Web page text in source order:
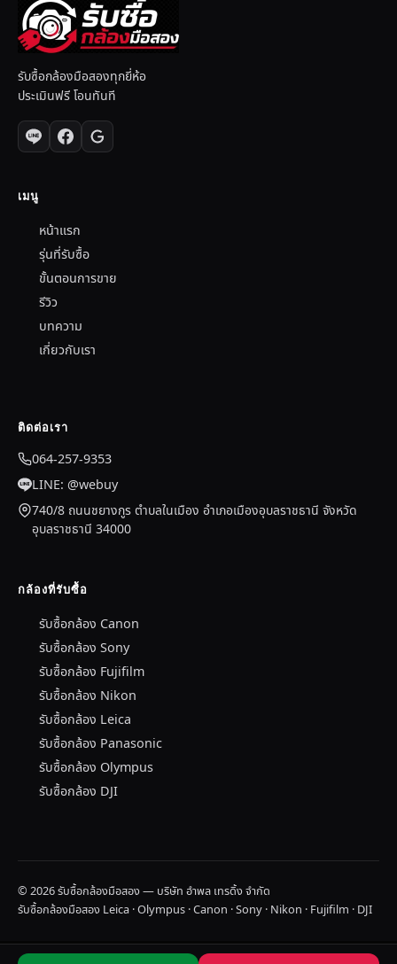
รับซื้อกล้องมือสองทุกยี่ห้อ
ประเมินฟรี โอนทันที
เมนู
หน้าแรก
รุ่นที่รับซื้อ
ขั้นตอนการขาย
รีวิว
บทความ
เกี่ยวกับเรา
ติดต่อเรา
064-257-9353
LINE: @webuy
740/8 ถนนชยางกูร ตำบลในเมือง อำเภอเมืองอุบลราชธานี จังหวัด
อุบลราชธานี 34000
กล้องที่รับซื้อ
รับซื้อกล้อง Canon
รับซื้อกล้อง Sony
รับซื้อกล้อง Fujifilm
รับซื้อกล้อง Nikon
รับซื้อกล้อง Leica
รับซื้อกล้อง Panasonic
รับซื้อกล้อง Olympus
รับซื้อกล้อง DJI
© 2026 รับซื้อกล้องมือสอง — บริษัท อำพล เทรดิ้ง จำกัด
รับซื้อกล้องมือสอง Leica · Olympus · Canon · Sony · Nikon · Fujifilm · DJI